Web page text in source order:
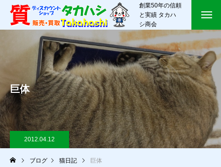
創業50年の信頼
と実績 タカハ
シ商会
巨体
2012.04.12
ブログ 猫日記 巨体